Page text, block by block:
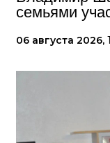
семьями
06 августа 2026,